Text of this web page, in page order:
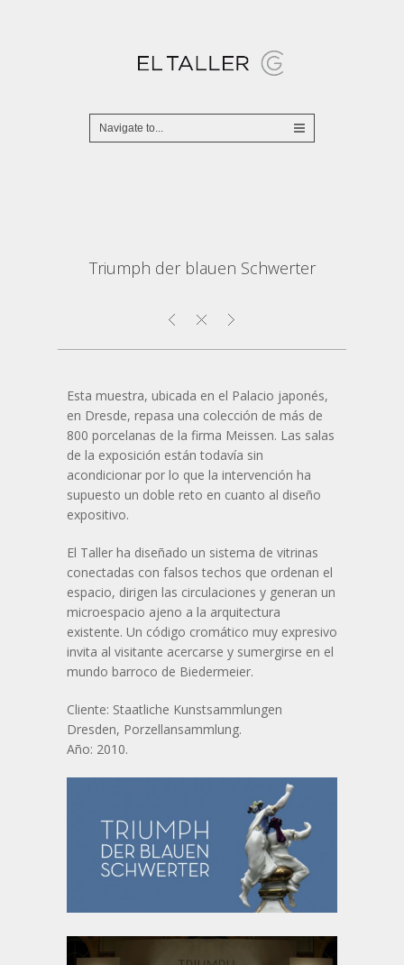
Triumph der blauen Schwerter
Esta muestra, ubicada en el Palacio japonés,
en Dresde, repasa una colección de más de
800 porcelanas de la firma Meissen. Las salas
de la exposición están todavía sin
acondicionar por lo que la intervención ha
supuesto un doble reto en cuanto al diseño
expositivo.
El Taller ha diseñado un sistema de vitrinas
conectadas con falsos techos que ordenan el
espacio, dirigen las circulaciones y generan un
microespacio ajeno a la arquitectura
existente. Un código cromático muy expresivo
invita al visitante acercarse y sumergirse en el
mundo barroco de Biedermeier.
Cliente: Staatliche Kunstsammlungen
Dresden, Porzellansammlung.
Año: 2010.